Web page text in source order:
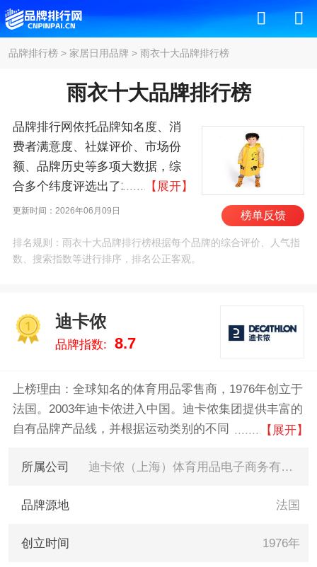
品牌排行榜> 家居日用品牌 > 雨衣十大品牌排行榜
雨衣十大品牌排行榜
品牌排行网依托品牌知名度、消
费者满意度、社媒评价、市场份
额、品牌历史等多项大数据，综
合多个纬度评选出了2026年雨衣
十大品牌排行榜，其中前十名
日高/NIKKO、骆驼/CAMEL、红
叶雨伞/HongYe、代尔
的数据告诉您雨衣什么牌子好，
供您参考。
【展开】
更新时间：2026年06月09日 榜单反馈
排名规则：雨衣十大品牌排行榜根据每个品牌的综合评价、人气指
数、搜索指数等进行排序，排名公正客观。
1
迪卡侬
品牌指数: 8.7
上榜理由：全球知名的体育用品零售商，1976年创立于
法国。2003年迪卡侬进入中国。迪卡侬集团提供丰富的
自有品牌产品线，并根据运动类别的不同，目前拥有超
专业运动爱好者，迪卡侬都能提供运动服饰、装备以及
具有较高的性价比。
【展开】
所属公司 迪卡侬（上海）体育用品电子商务有限公司
品牌源地 法国
创立时间 1976年